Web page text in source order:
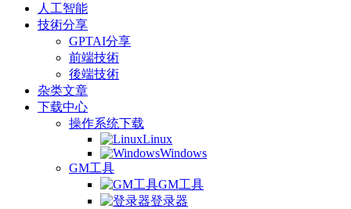
人工智能
技術分享
GPTAI分享
前端技術
後端技術
杂类文章
下载中心
操作系统下载
Linux
Windows
GM工具
GM工具
登录器